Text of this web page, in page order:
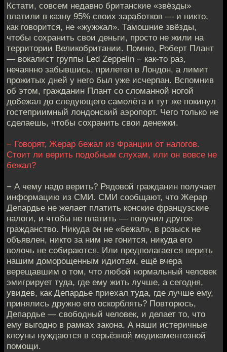
Кстати, совсем недавно британские «звёзды»
платили в казну 95% своих заработков — и никто,
как говорится, не «жужжал». Тамошние звёзды,
чтобы сохранить свои деньги, просто не жили на
территории Великобритании. Помню, Роберт Плант
— вокалист группы Led Zeppelin − как-то раз,
нечаянно забывшись, прилетел в Лондон, а лимит
прожитых дней у него был уже исчерпан. Вспомнив
об этом, гражданин Плант со сломанной ногой
добежал до следующего самолёта и тут же покинул
гостеприимный лондонский аэропорт. Чего только не
сделаешь, чтобы сохранить свои денежки.
− Говорят, Жерар бежал из Франции от налогов.
Стоит ли верить подобным слухам, или он вовсе не
бежал?
− А чему надо верить? Рядовой гражданин получает
информацию из СМИ. СМИ сообщают, что Жерар
Депардье не желает платить конские французские
налоги, и чтобы не платить — получил другое
гражданство. Никуда он не «бежал», в розыск не
объявлен, никто за ним не гонится, никуда его
волочь не собираются. Или предполагается верить
нашим доморощенным идиотам, ещё вчера
верещавшим о том, что любой нормальный человек
эмигрирует туда, где ему жить лучше, а сегодня,
увидев, как Депардье приехал туда, где лучше ему,
принялись дружно его оскорблять? Повторюсь,
Депардье — свободный человек, и делает то, что
ему выгодно в рамках закона. А наши истеричные
клоуны нуждаются в серьёзной медикаментозной
помощи.